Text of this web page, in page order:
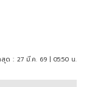
ด : 27 มี.ค. 69 | 05:50 น.